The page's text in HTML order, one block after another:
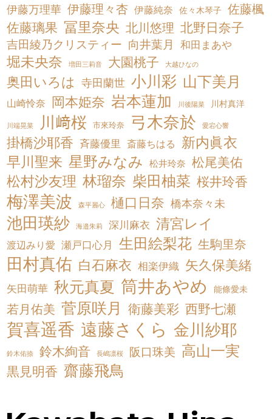
伊藤万理華 伊藤理々杏 伊藤純奈 佐々木琴子 佐藤楓
佐藤璃果 冨里奈央 北川悠理 北野日奈子
吉田綾乃クリスティー 向井葉月 和田まあや
堀未央奈 増田三莉音 大園桃子 大越ひなの
奥田いろは 寺田蘭世 小川彩 山下美月
山崎怜奈 岡本姫奈 岩本蓮加 川後陽菜 川村真洋
川端晃菜 川﨑桜 市來玲奈 弓木奈於 愛宕心響
掛橋沙耶香 斉藤優里 斎藤ちはる
新内眞衣
早川聖来 星野みなみ 松井玲奈 松尾美佑
松村沙友理 林瑠奈 柴田柚菜 桜井玲香
梅澤美波 森平麗心 樋口日奈 橋本奈々未
池田瑛紗 海邉朱莉 深川麻衣 清宮レイ
渡辺みり愛 瀬戸口心月 生田絵梨花 生駒里奈
田村真佑 白石麻衣 相楽伊織 矢久保美緒
矢田萌華 秋元真夏 筒井あやめ 能條愛未
若月佑美 菅原咲月 衛藤美彩 西野七瀬
賀喜遥香 遠藤さくら 金川紗耶
鈴木佑捺 鈴木絢音 長嶋凛桜 阪口珠美 高山一実
黒見明香 齋藤飛鳥